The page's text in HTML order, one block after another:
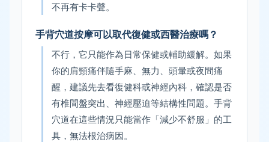
不再有卡卡聲。
手背穴道按摩可以取代復健或西醫治療嗎？
不行，它只能作為日常保健或輔助緩解。如果
你的肩頸痛伴隨手麻、無力、頭暈或夜間痛
醒，建議先去看復健科或神經內科，確認是否
有椎間盤突出、神經壓迫等結構性問題。手背
穴道在這些情況只能當作「減少不舒服」的工
具，無法根治病因。